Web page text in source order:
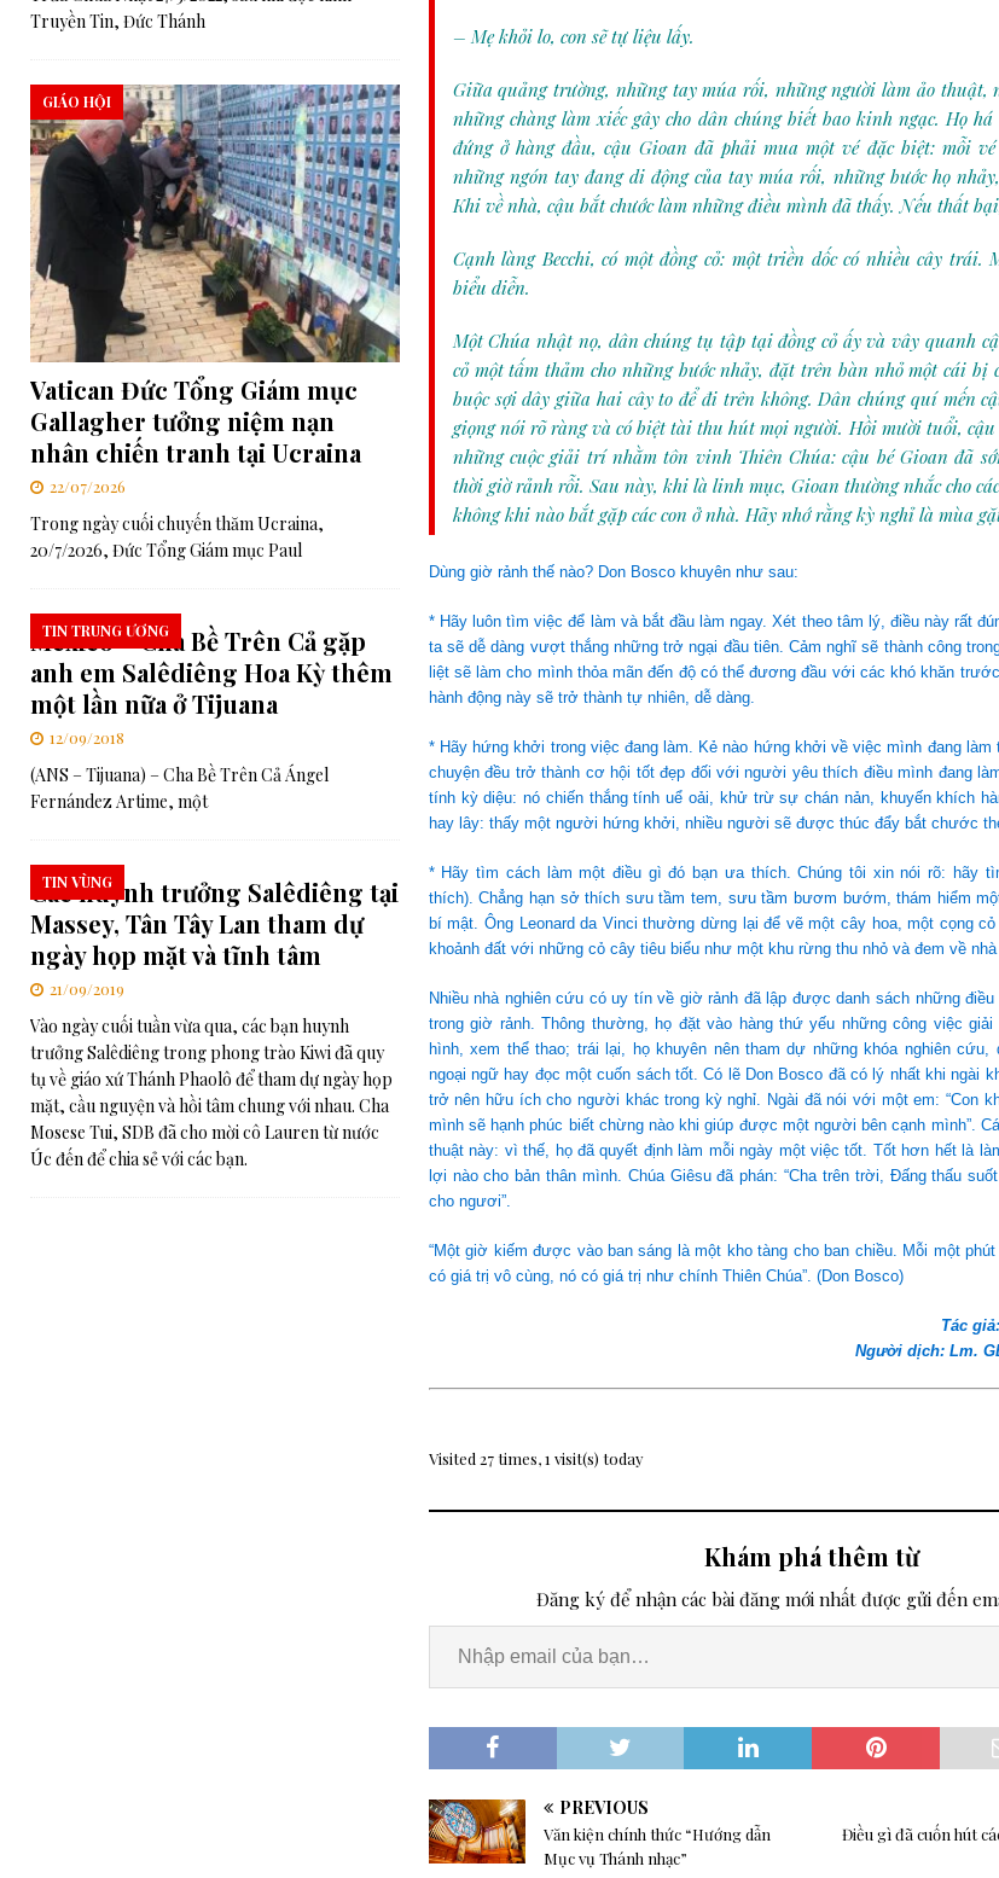
– Mẹ khỏi lo, con sẽ tự liệu lấy.
Giữa quảng trường, những tay múa rối, những người làm ảo thuật,
những chàng làm xiếc gây cho dân chúng biết bao kinh ngạc. Họ
đứng ở hàng đầu, cậu Gioan đã phải mua một vé đặc biệt: mỗi
những ngón tay đang di động của tay múa rối, những bước họ
Khi về nhà, cậu bắt chước làm những điều mình đã thấy. Nếu thất
Cạnh làng Becchi, có một đồng cỏ: một triền dốc có nhiều cây trái.
biểu diễn.
Một Chúa nhật nọ, dân chúng tụ tập tại đồng cỏ ấy và vây quanh
cỏ một tấm thảm cho những bước nhảy, đặt trên bàn nhỏ một cái bị
buộc sợi dây giữa hai cây to để đi trên không. Dân chúng quí mến
giọng nói rõ ràng và có biệt tài thu hút mọi người. Hồi mười tuổi, cậu
những cuộc giải trí nhằm tôn vinh Thiên Chúa: cậu bé Gioan đã
thời giờ rảnh rỗi. Sau này, khi là linh mục, Gioan thường nhắc cho
không khi nào bắt gặp các con ở nhà. Hãy nhớ rằng kỳ nghỉ là mùa
Dùng giờ rảnh thế nào? Don Bosco khuyên như sau:
* Hãy luôn tìm việc để làm và bắt đầu làm ngay. Xét theo tâm lý, điều này rất
ta sẽ dễ dàng vượt thắng những trở ngại đầu tiên. Cảm nghĩ sẽ thành công
liệt sẽ làm cho mình thỏa mãn đến độ có thể đương đầu với các khó khăn
hành động này sẽ trở thành tự nhiên, dễ dàng.
* Hãy hứng khởi trong việc đang làm. Kẻ nào hứng khởi về việc mình đang
chuyện đều trở thành cơ hội tốt đẹp đối với người yêu thích điều mình đang
tính kỳ diệu: nó chiến thắng tính uể oải, khử trừ sự chán nản, khuyến khích
hay lây: thấy một người hứng khởi, nhiều người sẽ được thúc đẩy bắt chước
* Hãy tìm cách làm một điều gì đó bạn ưa thích. Chúng tôi xin nói rõ: hãy
thích). Chẳng hạn sở thích sưu tầm tem, sưu tầm bươm bướm, thám hiểm
bí mật. Ông Leonard da Vinci thường dừng lại để vẽ một cây hoa, một cọng
khoảnh đất với những cỏ cây tiêu biểu như một khu rừng thu nhỏ và đem về
Nhiều nhà nghiên cứu có uy tín về giờ rảnh đã lập được danh sách những điều
trong giờ rảnh. Thông thường, họ đặt vào hàng thứ yếu những công việc
hình, xem thể thao; trái lại, họ khuyên nên tham dự những khóa nghiên
ngoại ngữ hay đọc một cuốn sách tốt. Có lẽ Don Bosco đã có lý nhất khi ngài
trở nên hữu ích cho người khác trong kỳ nghỉ. Ngài đã nói với một em: “Con
mình sẽ hạnh phúc biết chừng nào khi giúp được một người bên cạnh mình”.
thuật này: vì thế, họ đã quyết định làm mỗi ngày một việc tốt. Tốt hơn hết là
lợi nào cho bản thân mình. Chúa Giêsu đã phán: “Cha trên trời, Đấng thấu
cho ngươi”.
“Một giờ kiếm được vào ban sáng là một kho tàng cho ban chiều. Mỗi một
có giá trị vô cùng, nó có giá trị như chính Thiên Chúa”. (Don Bosco)
Tác
Người dịch: Lm.
Visited 27 times, 1 visit(s) today
Khám phá thêm từ
Đăng ký để nhận các bài đăng mới nhất được gửi đến
PREVIOUS
Văn kiện chính thức “Hướng dẫn
Mục vụ Thánh nhạc”
Điều gì đã cuốn hút
Truyền Tin, Đức Thánh
Vatican Đức Tổng Giám mục
Gallagher tưởng niệm nạn
nhân chiến tranh tại Ucraina
GIÁO HỘI
22/07/2026
Trong ngày cuối chuyến thăm Ucraina,
20/7/2026, Đức Tổng Giám mục Paul
Mexico – Cha Bề Trên Cả gặp
anh em Salêdiêng Hoa Kỳ thêm
một lần nữa ở Tijuana
TIN TRUNG ƯƠNG
12/09/2018
(ANS – Tijuana) – Cha Bề Trên Cả ​​Ángel
Fernández Artime, một
Các huynh trưởng Salêdiêng tại
Massey, Tân Tây Lan tham dự
ngày họp mặt và tĩnh tâm
TIN VÙNG
21/09/2019
Vào ngày cuối tuần vừa qua, các bạn huynh
trưởng Salêdiêng trong phong trào Kiwi đã quy
tụ về giáo xứ Thánh Phaolô để tham dự ngày họp
mặt, cầu nguyện và hồi tâm chung với nhau. Cha
Mosese Tui, SDB đã cho mời cô Lauren từ nước
Úc đến để chia sẻ với các bạn.